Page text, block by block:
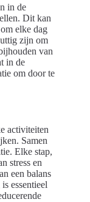
in de
Dit kan
elke dag
zijn om
van
in de
om door te
activiteiten
Samen
Elke stap,
stress en
een balans
essentieel